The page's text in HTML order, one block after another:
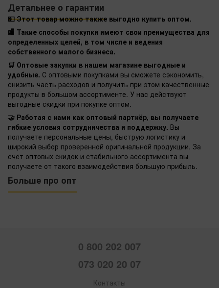
Детальнее о гарантии
💵 Этот товар можно также выгодно купить оптом.
🏬 Такие способы покупки имеют свои преимущества для
определенных целей, в том числе и ведения
собственного малого бизнеса.
🛒 Оптовые закупки в нашем магазине выгодные и
удобные. С оптовыми покупками вы сможете сэкономить,
снизить часть расходов и получить при этом качественные
продукты в большом ассортименте. У нас действуют
выгодные скидки при покупке оптом.
🤝 Работая с нами как оптовый партнёр, вы получаете
гибкие условия сотрудничества и поддержку. Вы
получаете персональные цены, быструю логистику и
широкий выбор проверенной оригинальной продукции. За
счёт оптовых скидок и стабильного ассортимента вы
получаете от такого взаимодействия большую прибыль.
Больше про опт
0 800 202 007
073 020 20 07
Контакты